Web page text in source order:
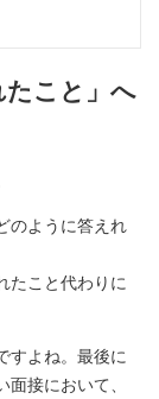
たこと」へ
のように答えれ
たこと代わりに
すよね。最後に
接において、